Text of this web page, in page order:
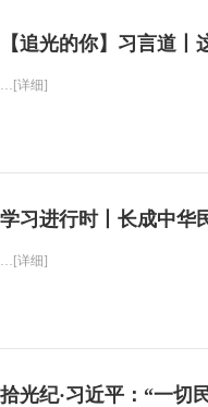
【追光的你】习言道
…[详细]
学习进行时丨长成中华
…[详细]
拾光纪·习近平：“一切